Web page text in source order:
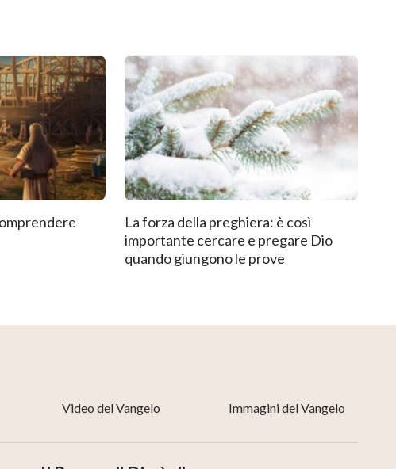
La forza della preghiera: è così
importante cercare e pregare Dio
quando giungono le prove
Video del Vangelo Immagini del Vangelo